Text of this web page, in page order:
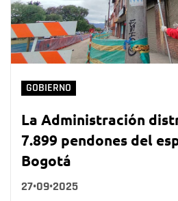
GOBIERNO
La Administración
7.899 pendones del
Bogotá
27•09•2025